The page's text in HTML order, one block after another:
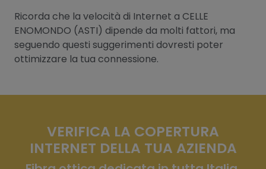
Ricorda che la velocità di Internet a CELLE
ENOMONDO (ASTI) dipende da molti fattori, ma
seguendo questi suggerimenti dovresti poter
ottimizzare la tua connessione.
VERIFICA LA COPERTURA
INTERNET DELLA TUA AZIENDA